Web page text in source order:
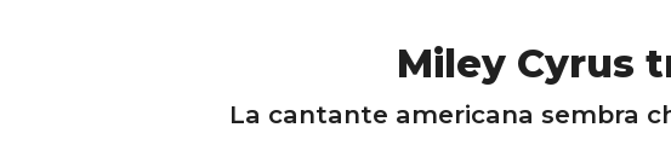
Miley Cyrus
La cantante americana sembra